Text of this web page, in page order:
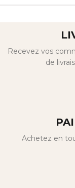
Recevez vos
de
Achetez en